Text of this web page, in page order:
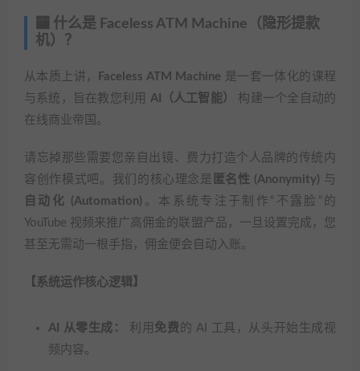
🏧 什么是 Faceless ATM Machine（隐形提款
机）？
从本质上讲， Faceless ATM Machine 是一套一体化的课程
与系统，旨在教您利用 AI（人工智能）
构建一个全自动的
在线商业帝国。
请忘掉那些需要您亲自出镜、费力打造个人品牌的传统内
容创作模式吧。我们的核心理念是 匿名性 (Anonymity) 与
自动化 (Automation) 。本系统专注于制作“不露脸”的
YouTube 视频来推广高佣金的联盟产品，一旦设置完成，您
甚至无需动一根手指，佣金便会自动入账。
【系统运作核心逻辑】
AI 从零生成： 利用 免费 的 AI 工具，从头开始生成视
频内容。